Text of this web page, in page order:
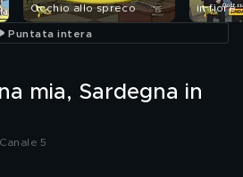
Occhio allo spreco
in fiore
Puntata intera
mia, Sardegna in
5